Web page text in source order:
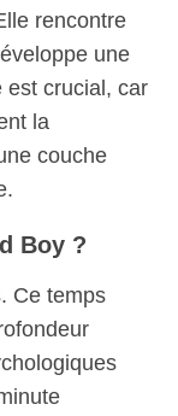
rencontre
une
est crucial, car
la
couche
Boy ?
Ce temps